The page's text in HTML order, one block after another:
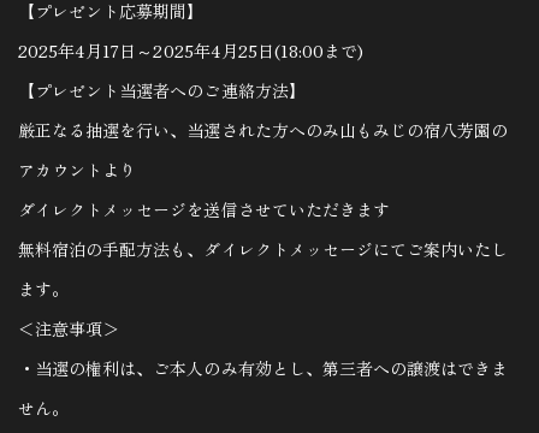
【プレゼント応募期間】
2025年4月17日～2025年4月25日(18:00まで)
【プレゼント当選者へのご連絡方法】
厳正なる抽選を行い、当選された方へのみ山もみじの宿八芳園の
アカウントより
ダイレクトメッセージを送信させていただきます
無料宿泊の手配方法も、ダイレクトメッセージにてご案内いたし
ます。
＜注意事項＞
・当選の権利は、ご本人のみ有効とし、第三者への譲渡はできま
せん。